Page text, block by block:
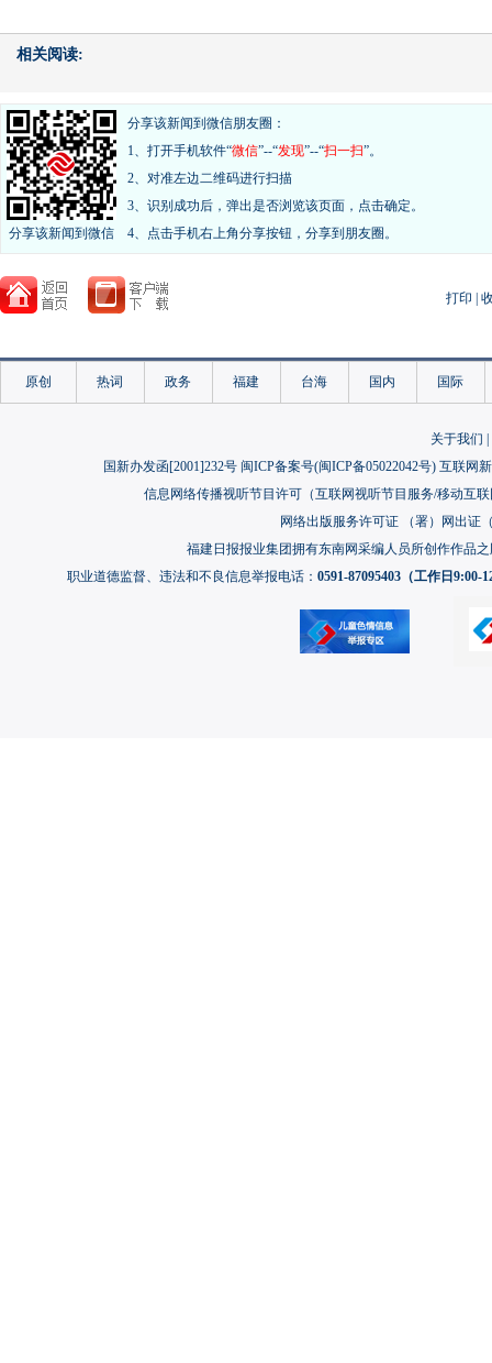
相关阅读:
分享该新闻到微信
分享该新闻到微信朋友圈：
1、打开手机软件“微信”--“发现”--“扫一扫”。
2、对准左边二维码进行扫描
3、识别成功后，弹出是否浏览该页面，点击确定。
4、点击手机右上角分享按钮，分享到朋友圈。
打印
原创 热词 政务 福建 台海 国内 国际
关于我们
国新办发函[2001]232号 闽ICP备案号(闽ICP备05022042号) 互联网
信息网络传播视听节目许可（互联网视听节目服务/移动互
网络出版服务许可证 （署）网出证
福建日报报业集团拥有东南网采编人员所创作作品
职业道德监督、违法和不良信息举报电话： 0591-87095403（工作日9:00-